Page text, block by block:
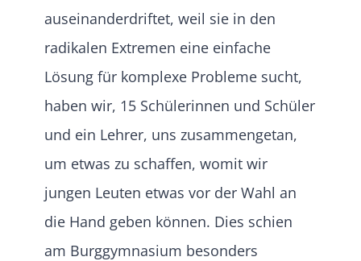
auseinanderdriftet, weil sie in den
radikalen Extremen eine einfache
Lösung für komplexe Probleme sucht,
haben wir, 15 Schülerinnen und Schüler
und ein Lehrer, uns zusammengetan,
um etwas zu schaffen, womit wir
jungen Leuten etwas vor der Wahl an
die Hand geben können. Dies schien
am Burggymnasium besonders